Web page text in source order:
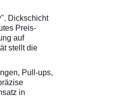
Dickschicht
Preis-
auf
stellt die
Pull-ups,
in